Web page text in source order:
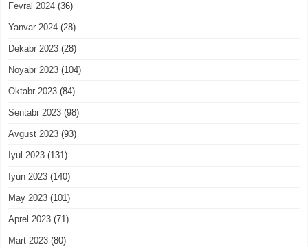
Fevral 2024 (36)
Yanvar 2024 (28)
Dekabr 2023 (28)
Noyabr 2023 (104)
Oktabr 2023 (84)
Sentabr 2023 (98)
Avgust 2023 (93)
Iyul 2023 (131)
Iyun 2023 (140)
May 2023 (101)
Aprel 2023 (71)
Mart 2023 (80)